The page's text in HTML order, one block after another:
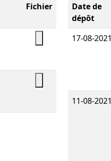
Fichier
Date de
dépôt
17-08-2021
11-08-2021